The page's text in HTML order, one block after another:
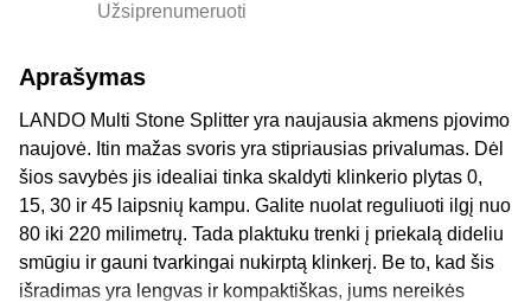
Užsiprenumeruoti
Aprašymas
LANDO Multi Stone Splitter yra naujausia akmens pjovimo
naujovė. Itin mažas svoris yra stipriausias privalumas. Dėl
šios savybės jis idealiai tinka skaldyti klinkerio plytas 0,
15, 30 ir 45 laipsnių kampu. Galite nuolat reguliuoti ilgį nuo
80 iki 220 milimetrų. Tada plaktuku trenki į priekalą dideliu
smūgiu ir gauni tvarkingai nukirptą klinkerį. Be to, kad šis
išradimas yra lengvas ir kompaktiškas, jums nereikės